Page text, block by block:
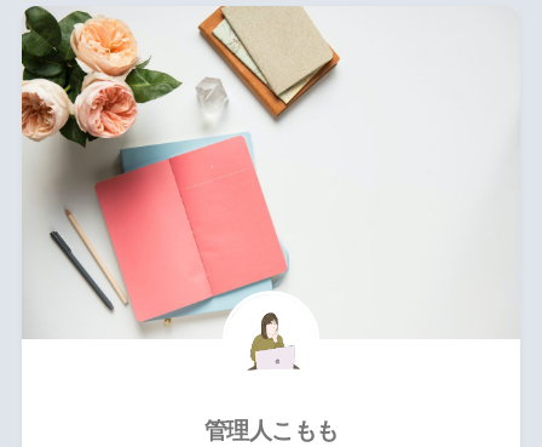
管理人こもも